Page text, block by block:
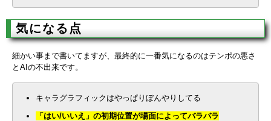
気になる点
細かい事まで書いてますが、最終的に一番気になるのはテンポの悪さ
とAIの不出来です。
キャラグラフィックはやっぱりぼんやりしてる
「はい/いいえ」の初期位置が場面によってバラバラ